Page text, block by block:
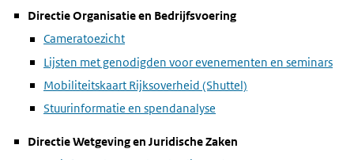
Directie Organisatie en Bedrijfsvoering
Cameratoezicht
Lijsten met genodigden voor evenementen en seminars
Mobiliteitskaart Rijksoverheid (Shuttel)
Stuurinformatie en spendanalyse
Directie Wetgeving en Juridische Zaken